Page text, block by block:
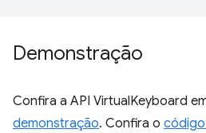
Demonstração
Confira a API VirtualKeyboard
demonstração. Confira o